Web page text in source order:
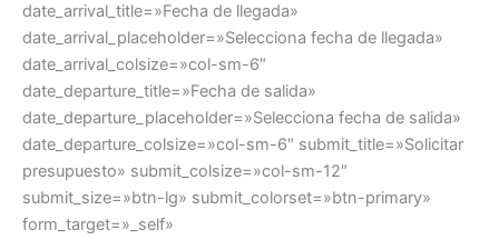
date_arrival_title=»Fecha de llegada»
date_arrival_placeholder=»Selecciona fecha de llegada»
date_arrival_colsize=»col-sm-6″
date_departure_title=»Fecha de salida»
date_departure_placeholder=»Selecciona fecha de salida»
date_departure_colsize=»col-sm-6″ submit_title=»Solicitar
presupuesto» submit_colsize=»col-sm-12″
submit_size=»btn-lg» submit_colorset=»btn-primary»
form_target=»_self»